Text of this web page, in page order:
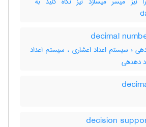
؛ سیستم اعداد اعشاری ، سیستم اعداد
دهدهی